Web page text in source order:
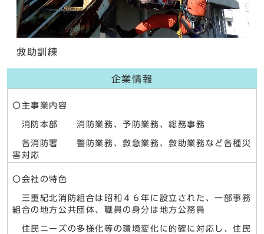
救助訓練
企業情報
〇主事業内容
消防本部 消防業務、予防業務、総務事務
各消防署 警防業務、救急業務、救助業務など各種災
害対応
〇会社の特色
三重紀北消防組合は昭和４６年に設立された、一部事務
組合の地方公共団体、職員の身分は地方公務員
住民ニーズの多様化等の環境変化に的確に対応し、住民